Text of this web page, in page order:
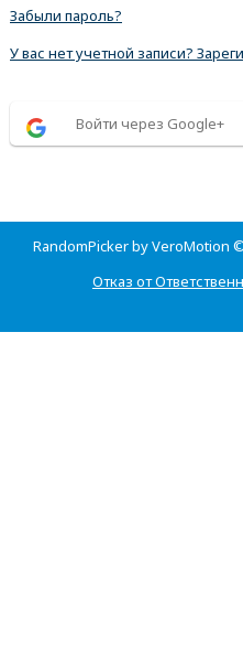
Забыли пароль?
У вас нет учетной записи?
Войти через Google+
RandomPicker by VeroMotion
Отказ от